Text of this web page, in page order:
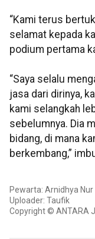
“Kami terus
selamat kepada
podium pertama
“Saya selalu
jasa dari dirinya,
kami selangkah
sebelumnya. Dia
bidang, di mana
berkembang,”
Pewarta: Arnidhya
Uploader: Taufik
Copyright © ANTARA